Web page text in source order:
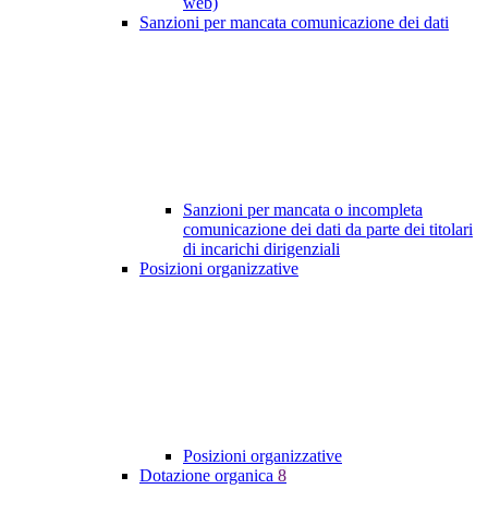
Sanzioni per mancata comunicazione dei dati
Sanzioni per mancata o incompleta
comunicazione dei dati da parte dei titolari
di incarichi dirigenziali
Posizioni organizzative
Posizioni organizzative
Dotazione organica 8